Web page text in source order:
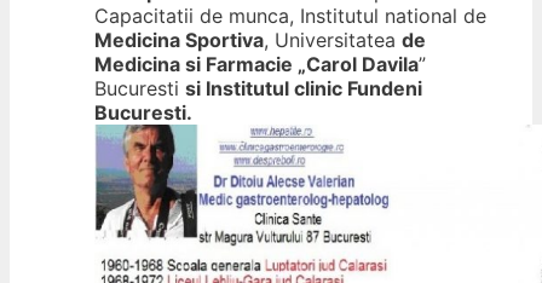
Capacitatii de munca, Institutul national de
Medicina Sportiva, Universitatea de
Medicina si Farmacie „Carol Davila”
Bucuresti si Institutul clinic Fundeni
Bucuresti.